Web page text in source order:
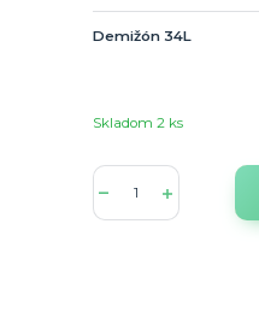
Demižón 34L
Skladom 2 ks